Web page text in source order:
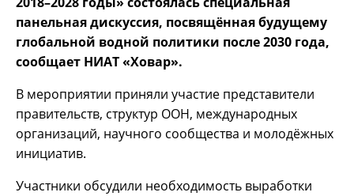
панельная дискуссия, посвящённая будущему
глобальной водной политики после 2030 года,
сообщает НИАТ «Ховар».
В мероприятии приняли участие представители
правительств, структур ООН, международных
организаций, научного сообщества и молодёжных
инициатив.
Участники обсудили необходимость выработки